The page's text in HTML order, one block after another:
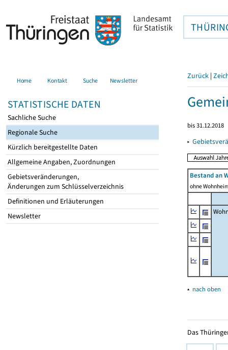
Home Kontakt Suche Newsletter
STATISTISCHE DATEN
Sachliche Suche
Regionale Suche
Kürzlich bereitgestellte Daten
Allgemeine Angaben, Zuordnungen
Gebietsveränderungen,
Änderungen zum Schlüsselverzeichnis
Definitionen und Erläuterungen
Newsletter
Zurück |
bis 31.12.2018
▸
Bestand an
ohne
▴ nach oben
Das